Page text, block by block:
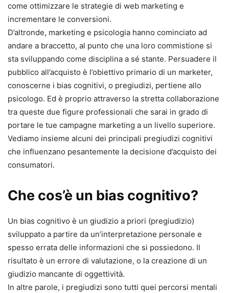
come ottimizzare le strategie di web marketing e
incrementare le conversioni.
D’altronde, marketing e psicologia hanno cominciato ad
andare a braccetto, al punto che una loro commistione si
sta sviluppando come disciplina a sé stante. Persuadere il
pubblico all’acquisto è l’obiettivo primario di un marketer,
conoscerne i bias cognitivi, o pregiudizi, pertiene allo
psicologo. Ed è proprio attraverso la stretta collaborazione
tra queste due figure professionali che sarai in grado di
portare le tue campagne marketing a un livello superiore.
Vediamo insieme alcuni dei principali pregiudizi cognitivi
che influenzano pesantemente la decisione d’acquisto dei
consumatori.
Che cos’è un bias cognitivo?
Un bias cognitivo è un giudizio a priori (pregiudizio)
sviluppato a partire da un’interpretazione personale e
spesso errata delle informazioni che si possiedono. Il
risultato è un errore di valutazione, o la creazione di un
giudizio mancante di oggettività.
In altre parole, i pregiudizi sono tutti quei percorsi mentali